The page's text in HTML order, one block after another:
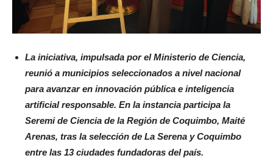
La iniciativa, impulsada por el Ministerio de Ciencia,
reunió a municipios seleccionados a nivel nacional
para avanzar en innovación pública e inteligencia
artificial responsable. En la instancia participa la
Seremi de Ciencia de la Región de Coquimbo, Maité
Arenas, tras la selección de La Serena y Coquimbo
entre las 13 ciudades fundadoras del país.